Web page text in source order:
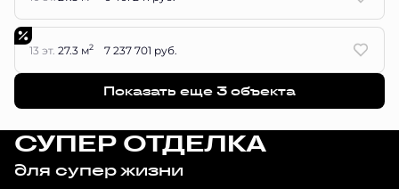
13 эт. 27.3 м2 7 237 701 руб.
Показать еще 3 объектa
СУПЕР ОТДЕЛКА
для супер жизни